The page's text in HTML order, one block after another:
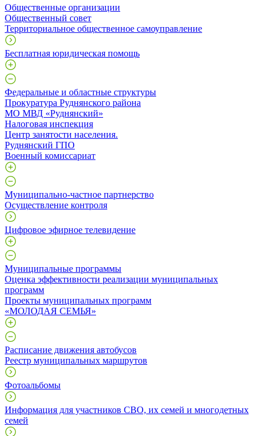
Общественные организации
Общественный совет
Территориальное общественное самоуправление
Бесплатная юридическая помощь
Федеральные и областные структуры
Прокуратура Руднянского района
МО МВД «Руднянский»
Налоговая инспекция
Центр занятости населения.
Руднянский ГПО
Военный комиссариат
Муниципально-частное партнерство
Осуществление контроля
Цифровое эфирное телевидение
Муниципальные программы
Оценка эффективности реализации муниципальных
программ
Проекты муниципальных программ
«МОЛОДАЯ СЕМЬЯ»
Расписание движения автобусов
Реестр муниципальных маршрутов
Фотоальбомы
Информация для участников СВО, их семей и многодетных
семей